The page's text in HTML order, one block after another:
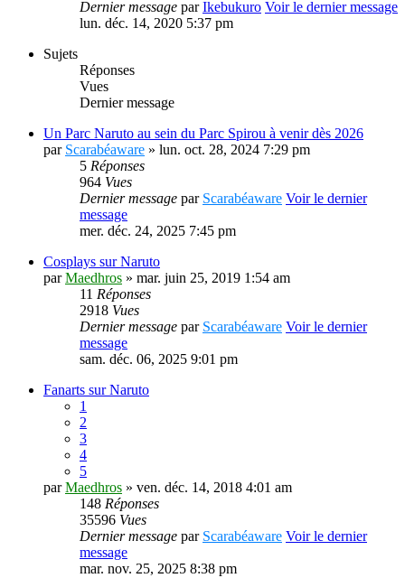
Dernier message parIkebukuro Voir le dernier message
lun. déc. 14, 2020 5:37 pm
Sujets
Réponses
Vues
Dernier message
Un Parc Naruto au sein du Parc Spirou à venir dès 2026
par Scarabéaware » lun. oct. 28, 2024 7:29 pm
5 Réponses
964 Vues
Dernier message par Scarabéaware Voir le dernier
message
mer. déc. 24, 2025 7:45 pm
Cosplays sur Naruto
parMaedhros » mar. juin 25, 2019 1:54 am
11 Réponses
2918 Vues
Dernier message par Scarabéaware Voir le dernier
message
sam. déc. 06, 2025 9:01 pm
Fanarts sur Naruto
1
2
3
4
5
parMaedhros » ven. déc. 14, 2018 4:01 am
148 Réponses
35596 Vues
Dernier message par Scarabéaware Voir le dernier
message
mar. nov. 25, 2025 8:38 pm